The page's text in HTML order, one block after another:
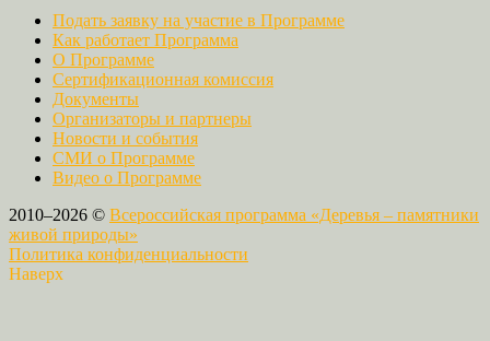
Подать заявку на участие в Программе
Как работает Программа
О Программе
Сертификационная комиссия
Документы
Организаторы и партнеры
Новости и события
СМИ о Программе
Видео о Программе
2010–2026 © Всероссийская программа «Деревья – памятники
живой природы»
Политика конфиденциальности
Наверх